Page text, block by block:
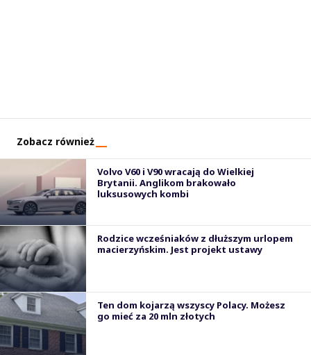
Zobacz również
Volvo V60 i V90 wracają do Wielkiej
Brytanii. Anglikom brakowało
luksusowych kombi
Rodzice wcześniaków z dłuższym urlopem
macierzyńskim. Jest projekt ustawy
Ten dom kojarzą wszyscy Polacy. Możesz
go mieć za 20 mln złotych